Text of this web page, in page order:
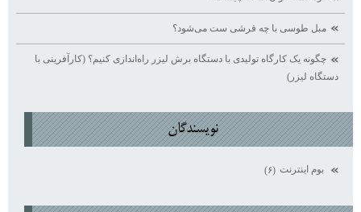
مبل طوسی با چه فرشی ست می‌شود؟
چگونه یک کارگاه تولیدی با دستگاه برش لیزر راه‌اندازی کنیم؟ (کارآفرینی با
دستگاه لیزر)
نويسندگان
بوم اينترنت(۶)